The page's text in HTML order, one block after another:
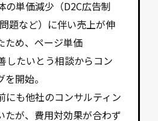
の単価減少（D2C広告制
題など）に伴い売上が伸
ため、ページ単価
したいとう相談からコン
開始。
にも他社のコンサルティン
たが、費用対効果が合わず